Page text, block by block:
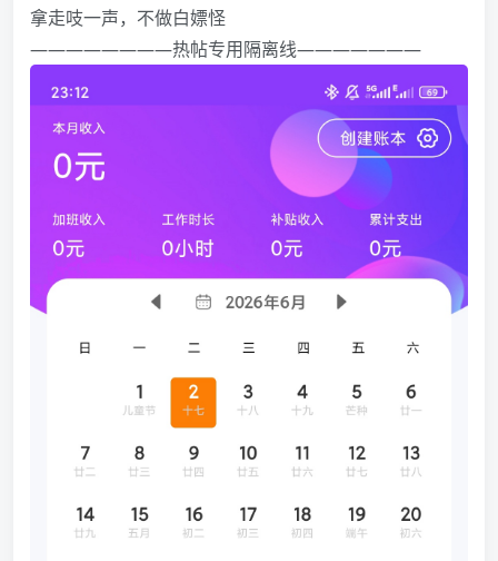
拿走吱一声，不做白嫖怪️️️
————————热帖专用隔离线———————